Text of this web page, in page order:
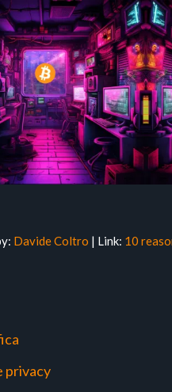
Davide Coltro | Link: 10
privacy